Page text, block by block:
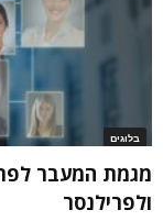
בלוגים
מגמת המעבר
ולפרילנסר